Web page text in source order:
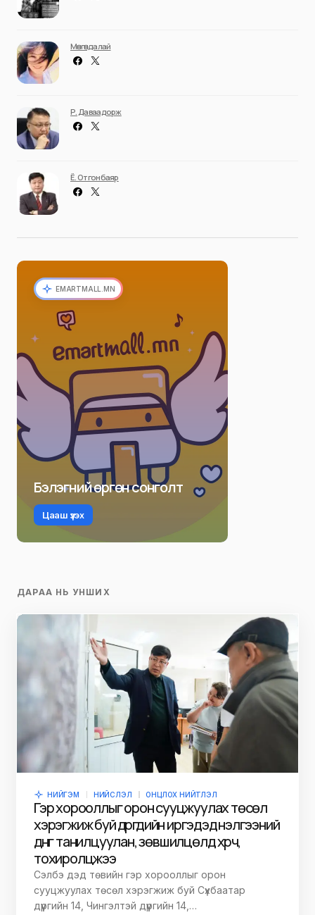
Мөнгөндалай
Р. Даваадорж
Ё. Отгонбаяр
EMARTMALL.MN
Бэлэгний өргөн сонголт
Цааш үзэх
ДАРАА НЬ УНШИХ
НИЙГЭМ НИЙСЛЭЛ ОНЦЛОХ НИЙТЛЭЛ
Гэр хорооллыг орон сууцжуулах төсөл
хэрэгжиж буй дүүргүүдийн иргэдэд үнэлгээний
дүнг танилцуулан, зөвшилцөлд хүрч,
тохиролцжээ
Сэлбэ дэд төвийн гэр хорооллыг орон
сууцжуулах төсөл хэрэгжиж буй Сүхбаатар
дүүргийн 14, Чингэлтэй дүүргийн 14,…